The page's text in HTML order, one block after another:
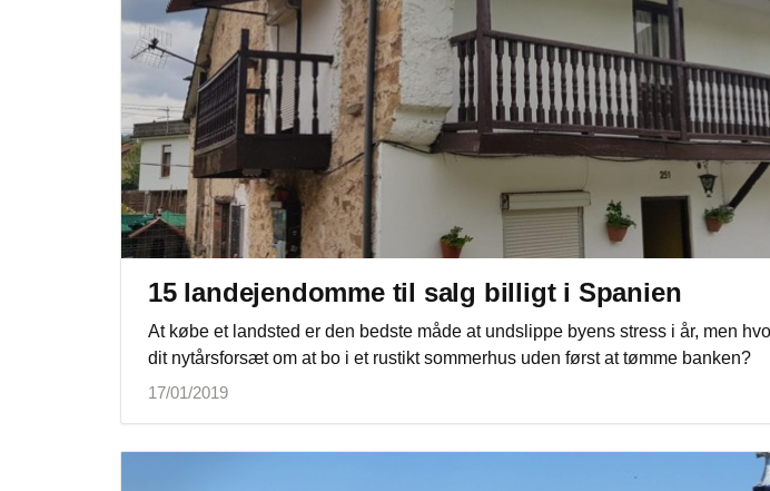
15 landejendomme til salg billigt i Spanien
At købe et landsted er den bedste måde at undslippe byens stress i år, men
dit nytårsforsæt om at bo i et rustikt sommerhus uden først at tømme banken?
17/01/2019